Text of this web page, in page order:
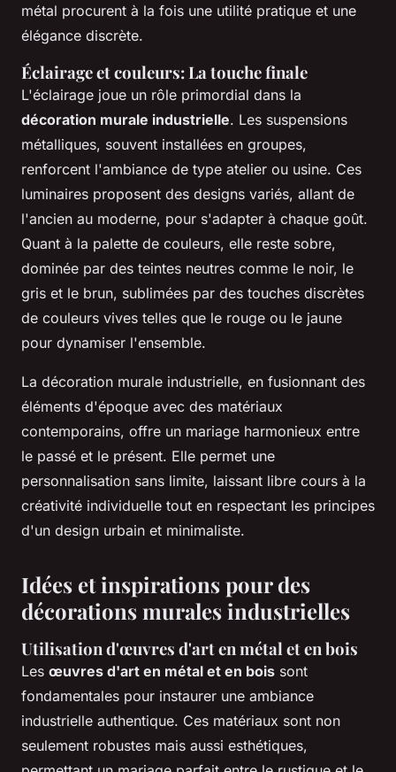
métal procurent à la fois une utilité pratique et une
élégance discrète.
Éclairage et couleurs: La touche finale
L'éclairage joue un rôle primordial dans la
décoration murale industrielle. Les suspensions
métalliques, souvent installées en groupes,
renforcent l'ambiance de type atelier ou usine. Ces
luminaires proposent des designs variés, allant de
l'ancien au moderne, pour s'adapter à chaque goût.
Quant à la palette de couleurs, elle reste sobre,
dominée par des teintes neutres comme le noir, le
gris et le brun, sublimées par des touches discrètes
de couleurs vives telles que le rouge ou le jaune
pour dynamiser l'ensemble.
La décoration murale industrielle, en fusionnant des
éléments d'époque avec des matériaux
contemporains, offre un mariage harmonieux entre
le passé et le présent. Elle permet une
personnalisation sans limite, laissant libre cours à la
créativité individuelle tout en respectant les principes
d'un design urbain et minimaliste.
Idées et inspirations pour des
décorations murales industrielles
Utilisation d'œuvres d'art en métal et en bois
Les œuvres d'art en métal et en bois sont
fondamentales pour instaurer une ambiance
industrielle authentique. Ces matériaux sont non
seulement robustes mais aussi esthétiques,